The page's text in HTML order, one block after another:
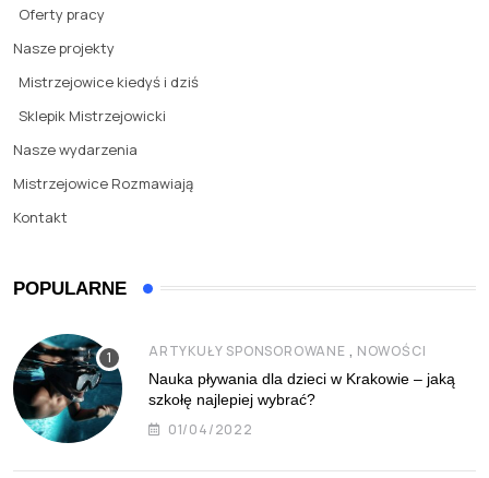
Oferty pracy
Nasze projekty
Mistrzejowice kiedyś i dziś
Sklepik Mistrzejowicki
Nasze wydarzenia
Mistrzejowice Rozmawiają
Kontakt
POPULARNE
ARTYKUŁY SPONSOROWANE , NOWOŚCI
Nauka pływania dla dzieci w Krakowie – jaką
szkołę najlepiej wybrać?
01/04/2022